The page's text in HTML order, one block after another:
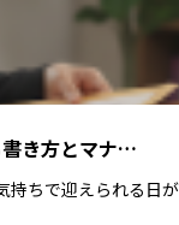
書き方とマナ…
持ちで迎えられる日